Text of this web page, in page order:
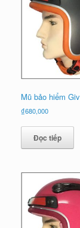
Mũ bảo hiểm
₫680,000
Đọc tiếp